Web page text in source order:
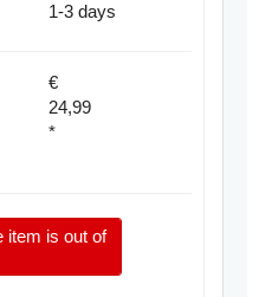
1-3 days
€
24,99
*
item is out of